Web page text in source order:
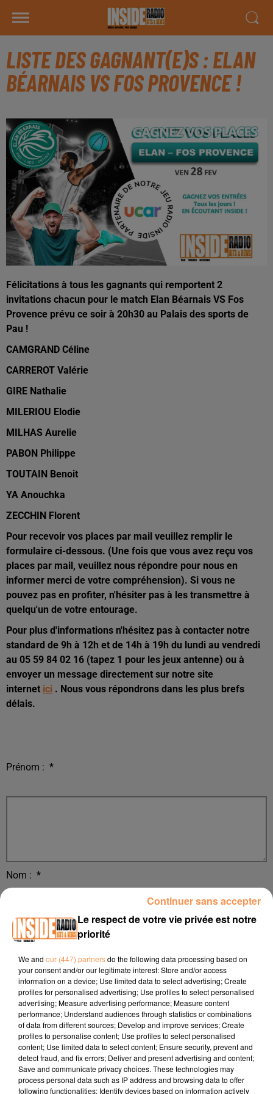
LISTE DES GAGNANT(E)S : ELAN
BÉARNAIS VS FOS PROVENCE !
Félicitations à tous les gagnants qui remportent 2
invitations chacun pour le match Elan Béarnais VS Fos
Provence prévu ce soir à 20h30 au Palais des sports de
Pau !
CAMGRAND Céline
CARREROT Valérie
GIRE Nathalie
MILERIOU Elodie
MILHAS Aurelie
PABON Philippe
TOUTAIN Benoit
YA Anouchka
ZECCHIN Florent
Pour recevoir vos places par mail veuillez remplir le
formulaire ci-dessous. (Une fois que vous avez reçu vos
places par mail, veuillez nous répondre pour nous en
informer merci de votre compréhension). Si vous ne
pouvez pas en profiter, n'hésiter pas à les transmettre à
quelqu'un de votre entourage.
Pour plus d'informations n'hésitez pas à contacter notre
standard de 9h à 12h et de 14h à 19h du lundi au vendredi
au 05 59 84 02 16 (tapez 1 pour les jeux antenne) ou à
envoyer un message directement sur notre site
internet ici . Nous vous répondrons dans les plus brefs
délais.
Prénom : *
Nom : *
E-mail*
Téléphone :*
Le respect de votre vie privée est notre
priorité
We and our (447) partnersdo the following data processing based on
your consent and/or our legitimate interest: Store and/or access
information on a device; Use limited data to select advertising; Create
profiles for personalised advertising; Use profiles to select personalised
advertising; Measure advertising performance; Measure content
performance; Understand audiences through statistics or combinations
of data from different sources; Develop and improve services; Create
profiles to personalise content; Use profiles to select personalised
content; Use limited data to select content; Ensure security, prevent and
detect fraud, and fix errors; Deliver and present advertising and content;
Save and communicate privacy choices. These technologies may
process personal data such as IP address and browsing data to offer
following functionalities: Identify devices based on information actively
Continuer sans accepter